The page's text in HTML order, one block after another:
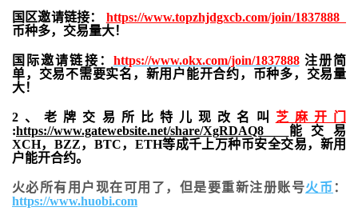
国区邀请链接： https://www.topzhjdgxcb.com/join/1837888
币种多，交易量大！
国际邀请链接： https://www.okx.com/join/1837888注册简
单，交易不需要实名，新用户能开合约， 币种多，交易量
大！
2、老牌交易所比特儿现改名叫 芝麻开门
:https://www.gatewebsite.net/share/XgRDAQ8 能交易
XCH，BZZ，BTC，ETH等成千上万种币安全交易，新用
户能开合约。
火必所有用户现在可用了，但是要重新注册账号火币 ：
https://www.huobi.com